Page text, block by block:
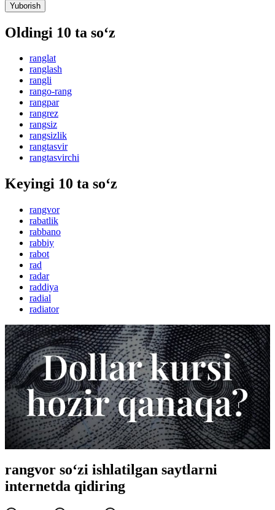
Yuborish
Oldingi 10 ta so‘z
ranglat
ranglash
rangli
rango-rang
rangpar
rangrez
rangsiz
rangsizlik
rangtasvir
rangtasvirchi
Keyingi 10 ta so‘z
rangvor
rabatlik
rabbano
rabbiy
rabot
rad
radar
raddiya
radial
radiator
rangvor so‘zi ishlatilgan saytlarni
internetda qidiring